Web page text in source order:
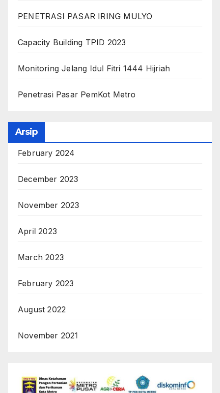
PENETRASI PASAR IRING MULYO
Capacity Building TPID 2023
Monitoring Jelang Idul Fitri 1444 Hijriah
Penetrasi Pasar PemKot Metro
Arsip
February 2024
December 2023
November 2023
April 2023
March 2023
February 2023
August 2022
November 2021